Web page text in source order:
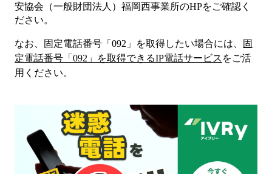
安協会（一般財団法人）福岡西事業所のHPをご確認く
ださい。
なお、固定電話番号「 092 」を取得したい場合には、
固
定電話番号「 092 」を取得できるIP電話サービス をご活
用ください。